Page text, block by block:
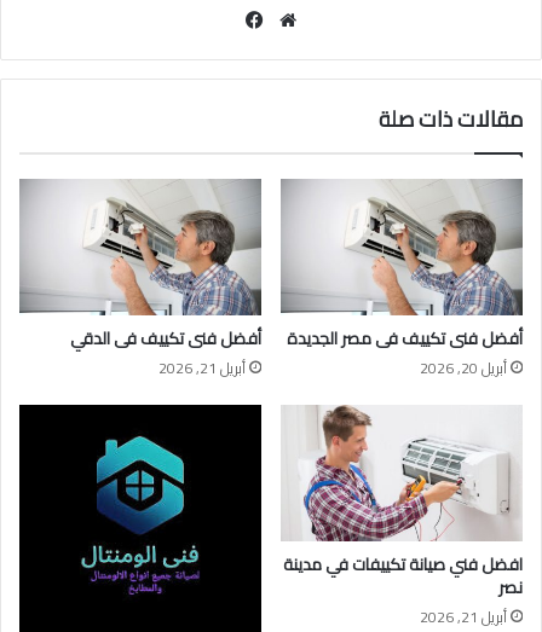
موقع
مقالات ذات صلة
أفضل فنى تكييف فى مصر الجديدة
أبريل 20, 2026
أفضل فنى تكييف فى الدقي
أبريل 21, 2026
افضل فني صيانة تكييفات في مدينة
نصر
أبريل 21, 2026